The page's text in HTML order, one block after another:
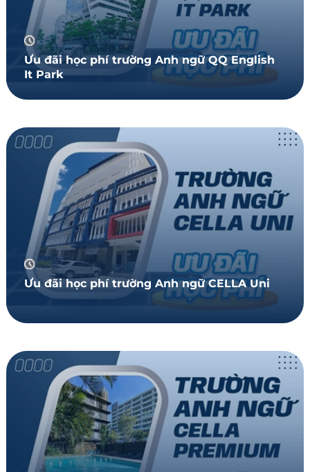
Ưu đãi học phí trường Anh ngữ QQ English
It Park
Ưu đãi học phí trường Anh ngữ CELLA Uni